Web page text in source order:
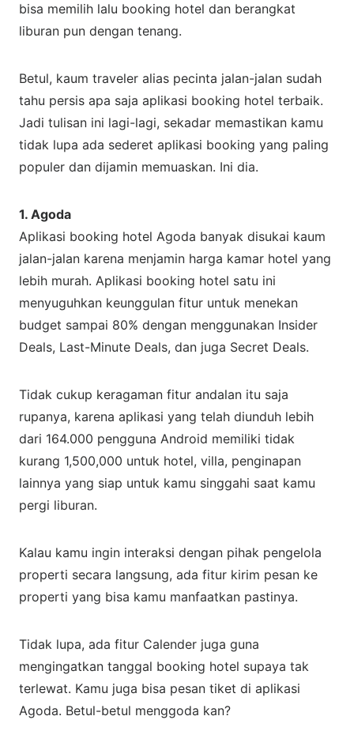
bisa memilih lalu booking hotel dan berangkat
liburan pun dengan tenang.
Betul, kaum traveler alias pecinta jalan-jalan sudah
tahu persis apa saja aplikasi booking hotel terbaik.
Jadi tulisan ini lagi-lagi, sekadar memastikan kamu
tidak lupa ada sederet aplikasi booking yang paling
populer dan dijamin memuaskan. Ini dia.
1. Agoda
Aplikasi booking hotel Agoda banyak disukai kaum
jalan-jalan karena menjamin harga kamar hotel yang
lebih murah. Aplikasi booking hotel satu ini
menyuguhkan keunggulan fitur untuk menekan
budget sampai 80% dengan menggunakan Insider
Deals, Last-Minute Deals, dan juga Secret Deals.
Tidak cukup keragaman fitur andalan itu saja
rupanya, karena aplikasi yang telah diunduh lebih
dari 164.000 pengguna Android memiliki tidak
kurang 1,500,000 untuk hotel, villa, penginapan
lainnya yang siap untuk kamu singgahi saat kamu
pergi liburan.
Kalau kamu ingin interaksi dengan pihak pengelola
properti secara langsung, ada fitur kirim pesan ke
properti yang bisa kamu manfaatkan pastinya.
Tidak lupa, ada fitur Calender juga guna
mengingatkan tanggal booking hotel supaya tak
terlewat. Kamu juga bisa pesan tiket di aplikasi
Agoda. Betul-betul menggoda kan?